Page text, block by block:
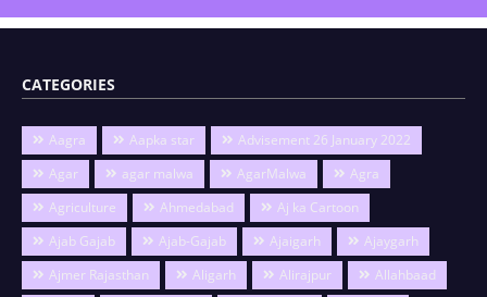
CATEGORIES
Aagra Aapka star
Advisement 26 January 2022
Agar
agar malwa AgarMalwa
Agra
Agriculture
Ahmedabad
Aj ka Cartoon
Ajab Gajab
Ajab-Gajab Ajaigarh
Ajaygarh
Ajmer Rajasthan
Aligarh Alirajpur
Allahbaad